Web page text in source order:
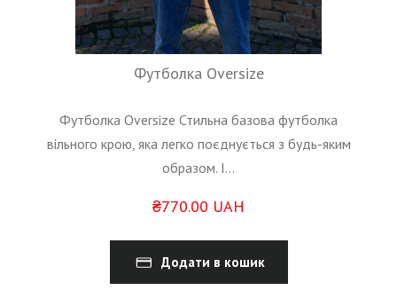
Футболка Oversize
Футболка Oversize Стильна базова футболка
вільного крою, яка легко поєднується з будь-яким
образом. І...
₴770.00 UAH
Додати в кошик